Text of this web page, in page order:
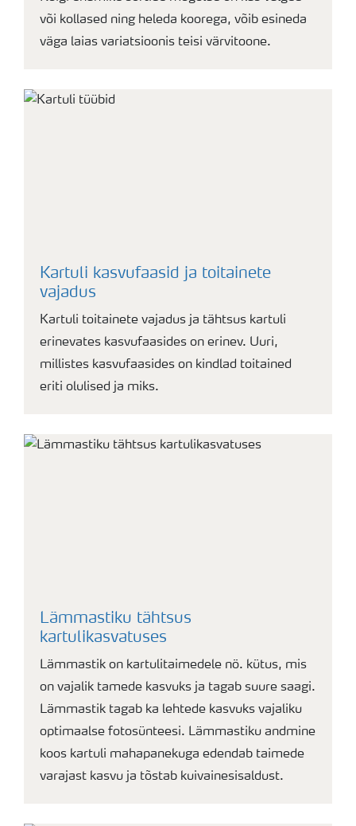
või kollased ning heleda koorega, võib esineda
väga laias variatsioonis teisi värvitoone.
Kartuli kasvufaasid ja toitainete
vajadus
Kartuli toitainete vajadus ja tähtsus kartuli
erinevates kasvufaasides on erinev. Uuri,
millistes kasvufaasides on kindlad toitained
eriti olulised ja miks.
Lämmastiku tähtsus
kartulikasvatuses
Lämmastik on kartulitaimedele nö. kütus, mis
on vajalik tamede kasvuks ja tagab suure saagi.
Lämmastik tagab ka lehtede kasvuks vajaliku
optimaalse fotosünteesi. Lämmastiku andmine
koos kartuli mahapanekuga edendab taimede
varajast kasvu ja tõstab kuivainesisaldust.